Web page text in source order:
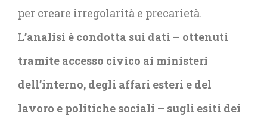
per creare irregolarità e precarietà.
L’analisi è condotta sui dati – ottenuti
tramite accesso civico ai ministeri
dell’interno, degli affari esteri e del
lavoro e politiche sociali – sugli esiti dei